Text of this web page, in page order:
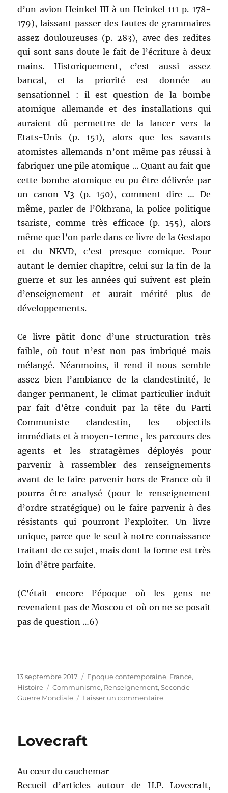
d’un avion Heinkel III à un Heinkel 111 p. 178-
179), laissant passer des fautes de grammaires
assez douloureuses (p. 283), avec des redites
qui sont sans doute le fait de l’écriture à deux
mains. Historiquement, c’est aussi assez
bancal, et la priorité est donnée au
sensationnel : il est question de la bombe
atomique allemande et des installations qui
auraient dû permettre de la lancer vers la
Etats-Unis (p. 151), alors que les savants
atomistes allemands n’ont même pas réussi à
fabriquer une pile atomique … Quant au fait que
cette bombe atomique eu pu être délivrée par
un canon V3 (p. 150), comment dire … De
même, parler de l’Okhrana, la police politique
tsariste, comme très efficace (p. 155), alors
même que l’on parle dans ce livre de la Gestapo
et du NKVD, c’est presque comique. Pour
autant le dernier chapitre, celui sur la fin de la
guerre et sur les années qui suivent est plein
d’enseignement et aurait mérité plus de
développements.
Ce livre pâtit donc d’une structuration très
faible, où tout n’est non pas imbriqué mais
mélangé. Néanmoins, il rend il nous semble
assez bien l’ambiance de la clandestinité, le
danger permanent, le climat particulier induit
par fait d’être conduit par la tête du Parti
Communiste clandestin, les objectifs
immédiats et à moyen-terme , les parcours des
agents et les stratagèmes déployés pour
parvenir à rassembler des renseignements
avant de le faire parvenir hors de France où il
pourra être analysé (pour le renseignement
d’ordre stratégique) ou le faire parvenir à des
résistants qui pourront l’exploiter. Un livre
unique, parce que le seul à notre connaissance
traitant de ce sujet, mais dont la forme est très
loin d’être parfaite.
(C’était encore l’époque où les gens ne
revenaient pas de Moscou et où on ne se posait
pas de question …6)
Publié
le
13 septembre 2017 Catégories
Epoque contemporaine, France,
Histoire
Étiquettes
Communisme, Renseignement,Seconde
Guerre Mondiale
Laisser un commentaire
Lovecraft
Au cœur du cauchemar
Recueil d’articles autour de H.P. Lovecraft,